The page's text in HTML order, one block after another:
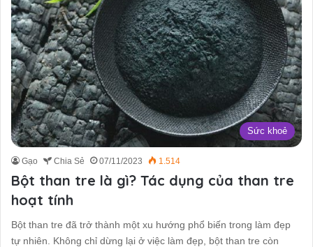
Sức khoẻ
Gạo Chia Sẻ 07/11/2023 1.514
Bột than tre là gì? Tác dụng của than tre
hoạt tính
Bột than tre đã trở thành một xu hướng phổ biến trong làm đẹp
tự nhiên. Không chỉ dừng lại ở việc làm đẹp, bột than tre còn